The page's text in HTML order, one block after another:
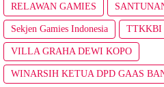
RELAWAN GAMIES
Sekjen Gamies Indonesia TTKKBI
VILLA GRAHA DEWI KOPO
WINARSIH KETUA DPD GAAS